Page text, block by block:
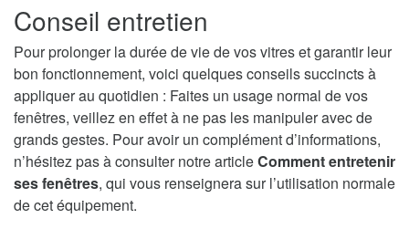
Conseil entretien
Pour prolonger la durée de vie de vos vitres et garantir leur
bon fonctionnement, voici quelques conseils succincts à
appliquer au quotidien : Faites un usage normal de vos
fenêtres, veillez en effet à ne pas les manipuler avec de
grands gestes. Pour avoir un complément d’informations,
n’hésitez pas à consulter notre articleComment entretenir
ses fenêtres, qui vous renseignera sur l’utilisation normale
de cet équipement.